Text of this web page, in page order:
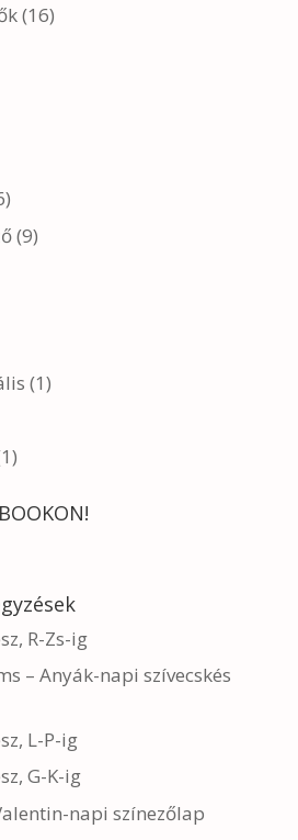
(16)
(9)
(1)
R-Zs-ig
– Anyák-napi szívecskés
L-P-ig
G-K-ig
napi színezőlap